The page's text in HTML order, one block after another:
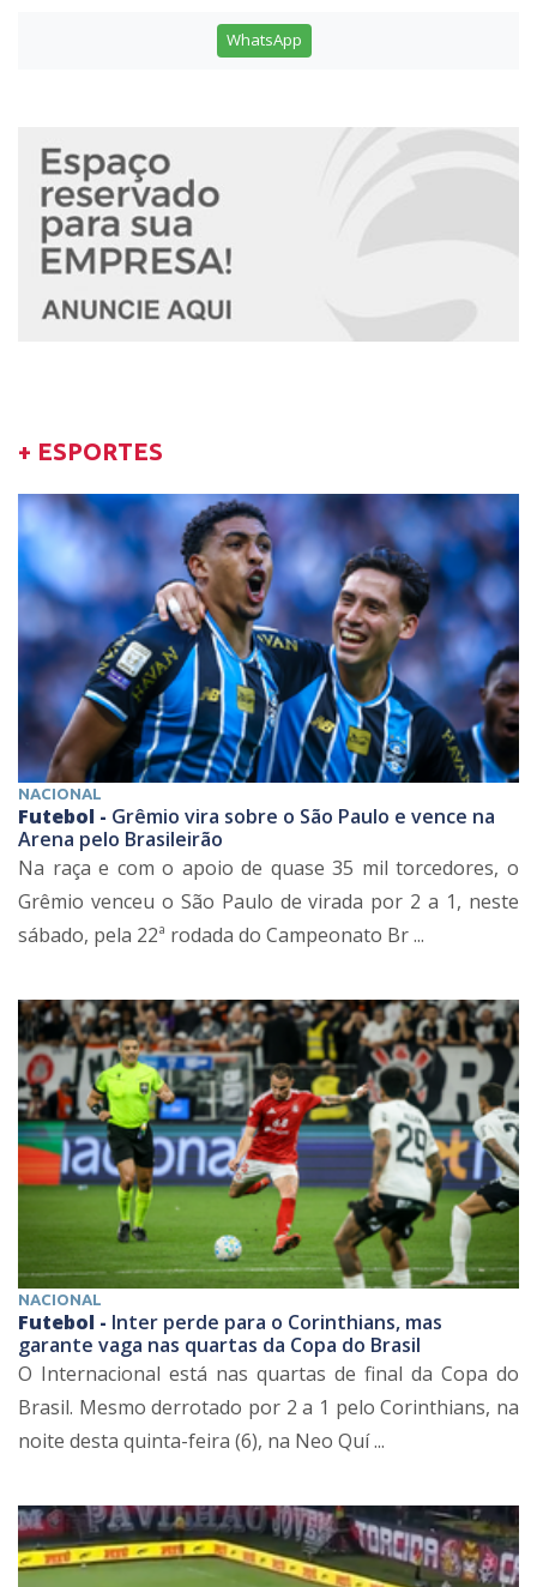
WhatsApp
+ ESPORTES
NACIONAL
Futebol - Grêmio vira sobre o São Paulo e vence na
Arena pelo Brasileirão
Na raça e com o apoio de quase 35 mil torcedores, o
Grêmio venceu o São Paulo de virada por 2 a 1, neste
sábado, pela 22ª rodada do Campeonato Br ...
NACIONAL
Futebol - Inter perde para o Corinthians, mas
garante vaga nas quartas da Copa do Brasil
O Internacional está nas quartas de final da Copa do
Brasil. Mesmo derrotado por 2 a 1 pelo Corinthians, na
noite desta quinta-feira (6), na Neo Quí ...